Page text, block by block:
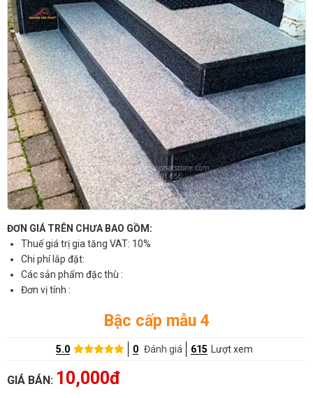
ĐƠN GIÁ TRÊN CHƯA BAO GỒM:
Thuế giá trị gia tăng VAT: 10%
Chi phí lắp đặt:
Các sản phẩm đặc thù :
Đơn vị tính :
Bậc cấp mẫu 4
5.0 0 Đánh giá 615 Lượt xem
GIÁ BÁN: 10,000đ